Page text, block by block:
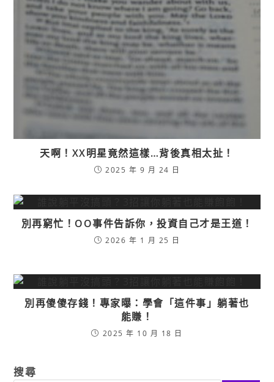
天啊！XX明星竟然這樣…背後真相太扯！
2025 年 9 月 24 日
別再窮忙！OO事件告訴你，投資自己才是王道！
2026 年 1 月 25 日
別再傻傻存錢！專家曝：學會「這件事」躺著也
能賺！
2025 年 10 月 18 日
搜尋